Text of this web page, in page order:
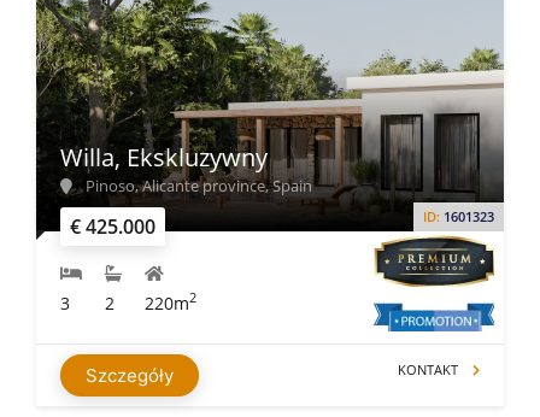
€ 425.000 ID: 1601323
Willa, Ekskluzywny
Pinoso, Alicante province, Spain
3 2 220m2
Szczegóły KONTAKT